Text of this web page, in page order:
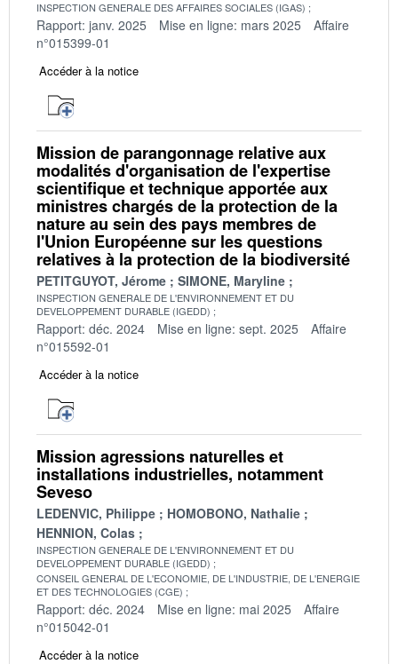
INSPECTION GENERALE DES AFFAIRES SOCIALES (IGAS)
Rapport: janv. 2025 Mise en ligne: mars 2025
Affaire
n°015399-01
Accéder à la notice
Mission de parangonnage relative aux
modalités d'organisation de l'expertise
scientifique et technique apportée aux
ministres chargés de la protection de la
nature au sein des pays membres de
l'Union Européenne sur les questions
relatives à la protection de la biodiversité
PETITGUYOT, Jérome SIMONE, Maryline
INSPECTION GENERALE DE L'ENVIRONNEMENT ET DU
DEVELOPPEMENT DURABLE (IGEDD)
Rapport: déc. 2024 Mise en ligne: sept. 2025
Affaire
n°015592-01
Accéder à la notice
Mission agressions naturelles et
installations industrielles, notamment
Seveso
LEDENVIC, Philippe
HOMOBONO, Nathalie
HENNION, Colas
INSPECTION GENERALE DE L'ENVIRONNEMENT ET DU
DEVELOPPEMENT DURABLE (IGEDD)
CONSEIL GENERAL DE L'ECONOMIE, DE L'INDUSTRIE, DE L'ENERGIE
ET DES TECHNOLOGIES (CGE)
Rapport: déc. 2024 Mise en ligne: mai 2025
Affaire
n°015042-01
Accéder à la notice